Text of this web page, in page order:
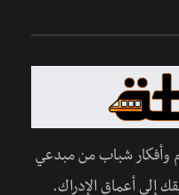
وأفكار شباب من مبدعي
إلى أعماق الإدراك.